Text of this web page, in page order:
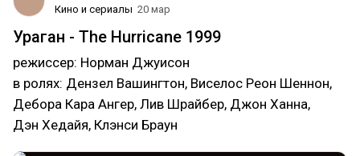
Кино и сериалы 20 мар
Ураган - The Hurricane 1999
режиссер: Норман Джуисон
в ролях: Дензел Вашингтон, Виселос Реон Шеннон,
Дебора Кара Ангер, Лив Шрайбер, Джон Ханна,
Дэн Хедайя, Клэнси Браун